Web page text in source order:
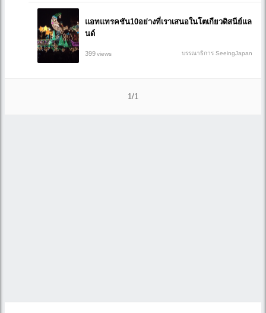
แอทแทรคชัน10อย่างที่เราเสนอในโตเกียวดิสนีย์แล
นด์
399views บรรณาธิการ SeeingJapan
1/1